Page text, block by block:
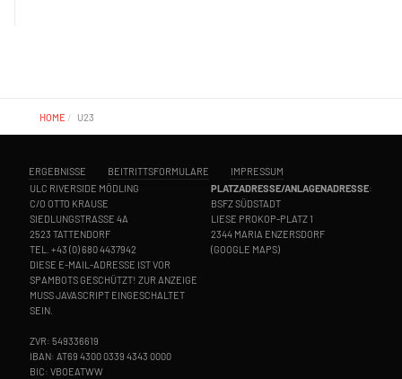
HOME U23
ERGEBNISSE BEITRITTSFORMULARE
IMPRESSUM
ULC RIVERSIDE MÖDLING
C/O OTTO KRAUSE
SIEDLUNGSTRASSE 4A
2523 TATTENDORF
TEL. +43 (0) 680 4437942
DIESE E-MAIL-ADRESSE IST VOR
SPAMBOTS GESCHÜTZT! ZUR ANZEIGE
MUSS JAVASCRIPT EINGESCHALTET
SEIN.
ZVR: 549336619
IBAN: AT69 4300 0339 4343 0000
BIC: VBOEATWW
PLATZADRESSE/ANLAGENADRESSE:
BSFZ SÜDSTADT
LIESE PROKOP-PLATZ 1
2344 MARIA ENZERSDORF
(GOOGLE MAPS)